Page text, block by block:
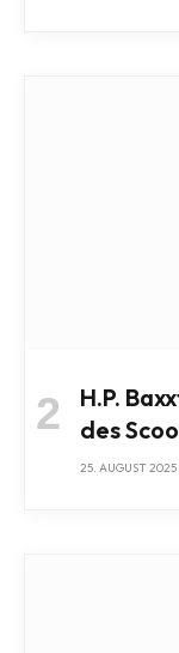
H.P.
des
25. AUGUST 2025